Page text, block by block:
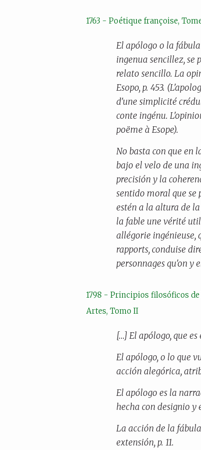
1763 - Poétique françoise,
El apólogo o la
ingenua sencillez, se
relato sencillo. La
Esopo, p. 453.
d'une simplicité
conte ingénu.
poëme à Esope).
No basta con que en
bajo el velo de una
precisión y la
sentido moral que se
estén a la altura de la
la fable une vérité
allégorie ingénieuse,
rapports, conduise
personnages qu'on y
1798 - Principios filosóficos
Artes, Tomo II
[...] El apólogo, que
El apólogo, o lo que
acción alegórica,
El apólogo es la
hecha con designio y
La acción de la
extensión, p. 11.